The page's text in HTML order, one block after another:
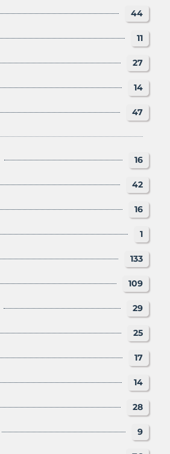
44
11
27
14
47
16
42
16
1
133
109
29
25
17
14
28
9